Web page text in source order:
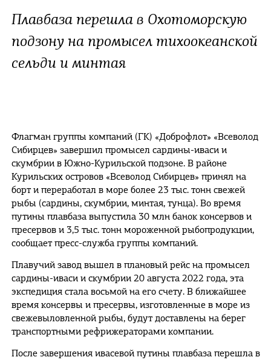
Плавбаза перешла в Охотоморскую
подзону на промысел тихоокеанской
сельди и минтая
Флагман группы компаний (ГК) «Доброфлот» «Всеволод
Сибирцев» завершил промысел сардины-иваси и
скумбрии в Южно-Курильской подзоне. В районе
Курильских островов «Всеволод Сибирцев» принял на
борт и переработал в море более 23 тыс. тонн свежей
рыбы (сардины, скумбрии, минтая, тунца). Во время
путины плавбаза выпустила 30 млн банок консервов и
пресервов и 3,5 тыс. тонн мороженной рыбопродукции,
сообщает пресс-служба группы компаний.
Плавучий завод вышел в плановый рейс на промысел
сардины-иваси и скумбрии 20 августа 2022 года, эта
экспедиция стала восьмой на его счету. В ближайшее
время консервы и пресервы, изготовленные в море из
свежевыловленной рыбы, будут доставлены на берег
транспортными рефрижераторами компании.
После завершения ивасевой путины плавбаза перешла в